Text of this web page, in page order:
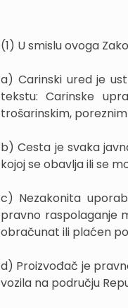
(1) U smislu ovoga
a) Carinski ured je
tekstu: Carinske
trošarinskim,
b) Cesta je svaka
kojoj se obavlja ili se
c) Nezakonita
pravno raspolaganje
obračunat ili plaćen
d) Proizvođač je
vozila na području